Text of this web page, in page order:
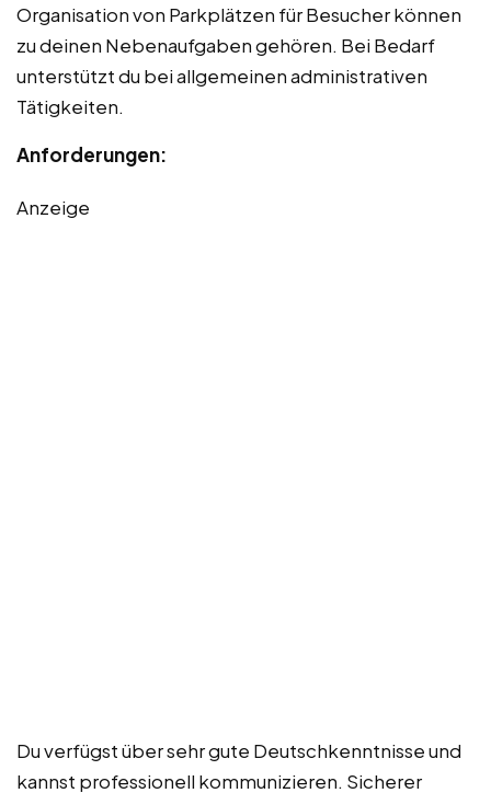
Organisation von Parkplätzen für Besucher können
zu deinen Nebenaufgaben gehören. Bei Bedarf
unterstützt du bei allgemeinen administrativen
Tätigkeiten.
Anforderungen:
Anzeige
Du verfügst über sehr gute Deutschkenntnisse und
kannst professionell kommunizieren. Sicherer